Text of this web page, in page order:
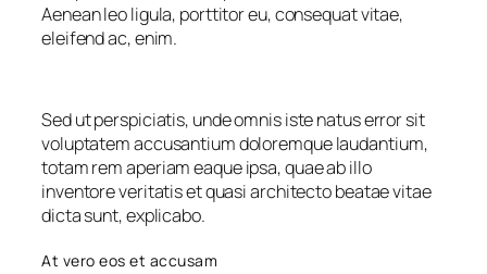
Aenean leo ligula, porttitor eu, consequat vitae,
eleifend ac, enim.
Sed ut perspiciatis, unde omnis iste natus error sit
voluptatem accusantium doloremque laudantium,
totam rem aperiam eaque ipsa, quae ab illo
inventore veritatis et quasi architecto beatae vitae
dicta sunt, explicabo.
At vero eos et accusam